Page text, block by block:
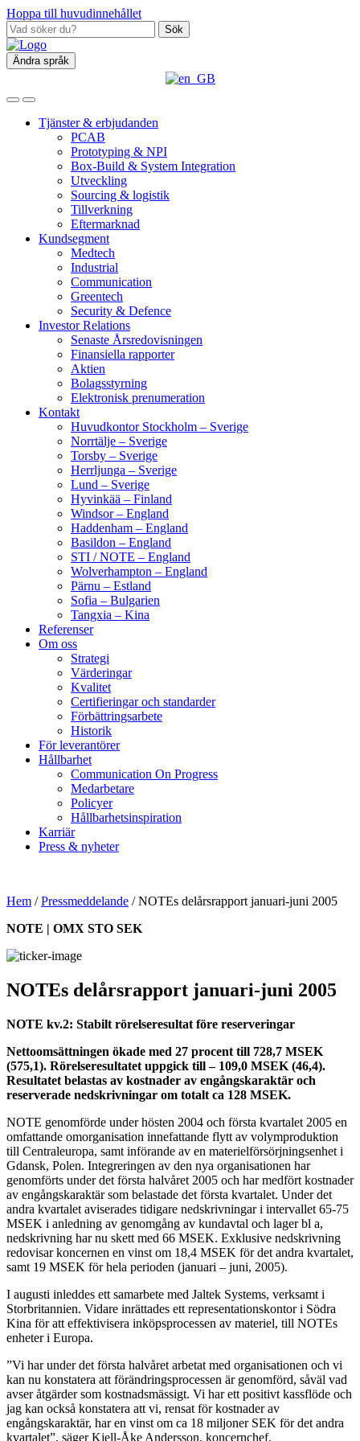
Hoppa till huvudinnehållet
Sök
Ändra språk
Tjänster & erbjudanden
PCAB
Prototyping & NPI
Box‑Build & System Integration
Utveckling
Sourcing & logistik
Tillverkning
Eftermarknad
Kundsegment
Medtech
Industrial
Communication
Greentech
Security & Defence
Investor Relations
Senaste Årsredovisningen
Finansiella rapporter
Aktien
Bolagsstyrning
Elektronisk prenumeration
Kontakt
Huvudkontor Stockholm – Sverige
Norrtälje – Sverige
Torsby – Sverige
Herrljunga – Sverige
Lund – Sverige
Hyvinkää – Finland
Windsor – England
Haddenham – England
Basildon – England
STI / NOTE – England
Wolverhampton – England
Pärnu – Estland
Sofia – Bulgarien
Tangxia – Kina
Referenser
Om oss
Strategi
Värderingar
Kvalitet
Certifieringar och standarder
Förbättringsarbete
Historik
För leverantörer
Hållbarhet
Communication On Progress
Medarbetare
Policyer
Hållbarhetsinspiration
Karriär
Press & nyheter
Hem /Pressmeddelande /NOTEs delårsrapport januari-juni 2005
NOTE | OMX STO SEK
NOTEs delårsrapport januari-juni 2005
NOTE kv.2: Stabilt rörelseresultat före reserveringar
Nettoomsättningen ökade med 27 procent till 728,7 MSEK
(575,1). Rörelseresultatet uppgick till – 109,0 MSEK (46,4).
Resultatet belastas av kostnader av engångskaraktär och
reserverade nedskrivningar om totalt ca 128 MSEK.
NOTE genomförde under hösten 2004 och första kvartalet 2005 en
omfattande omorganisation innefattande flytt av volymproduktion
till Centraleuropa, samt införande av en materielförsörjningsenhet i
Gdansk, Polen. Integreringen av den nya organisationen har
genomförts under det första halvåret 2005 och har medfört kostnader
av engångskaraktär som belastade det första kvartalet. Under det
andra kvartalet aviserades tidigare nedskrivningar i intervallet 65-75
MSEK i anledning av genomgång av kundavtal och lager bl a,
nedskrivning har nu skett med 66 MSEK. Exklusive nedskrivning
redovisar koncernen en vinst om 18,4 MSEK för det andra kvartalet,
samt 19 MSEK för hela perioden (januari – juni, 2005).
I augusti inleddes ett samarbete med Jaltek Systems, verksamt i
Storbritannien. Vidare inrättades ett representationskontor i Södra
Kina för att effektivisera inköpsprocessen av materiel, till NOTEs
enheter i Europa.
”Vi har under det första halvåret arbetat med organisationen och vi
kan nu konstatera att förändringsprocessen är genomförd, såväl vad
avser åtgärder som kostnadsmässigt. Vi har ett positivt kassflöde och
jag kan också konstatera att vi, rensat för kostnader av
engångskaraktär, har en vinst om ca 18 miljoner SEK för det andra
kvartalet”, säger Kjell-Åke Andersson, koncernchef.